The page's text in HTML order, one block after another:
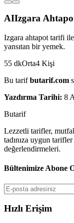
AIIzgara
Izgara ahtapot tarifi
yansıtan bir yemek.
55 dkOrta4 Kişi
Bu tarifbutarif.com
Yazdırma Tarihi: 8
Butarif
Lezzetli tarifler,
tadınıza uygun
değerlendirmeleri.
Bültenimize Abone
Hızlı Erişim